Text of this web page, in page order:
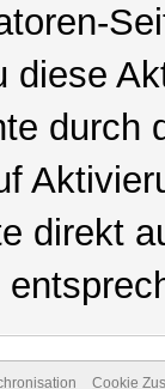
diese
durch
direkt
Cookie